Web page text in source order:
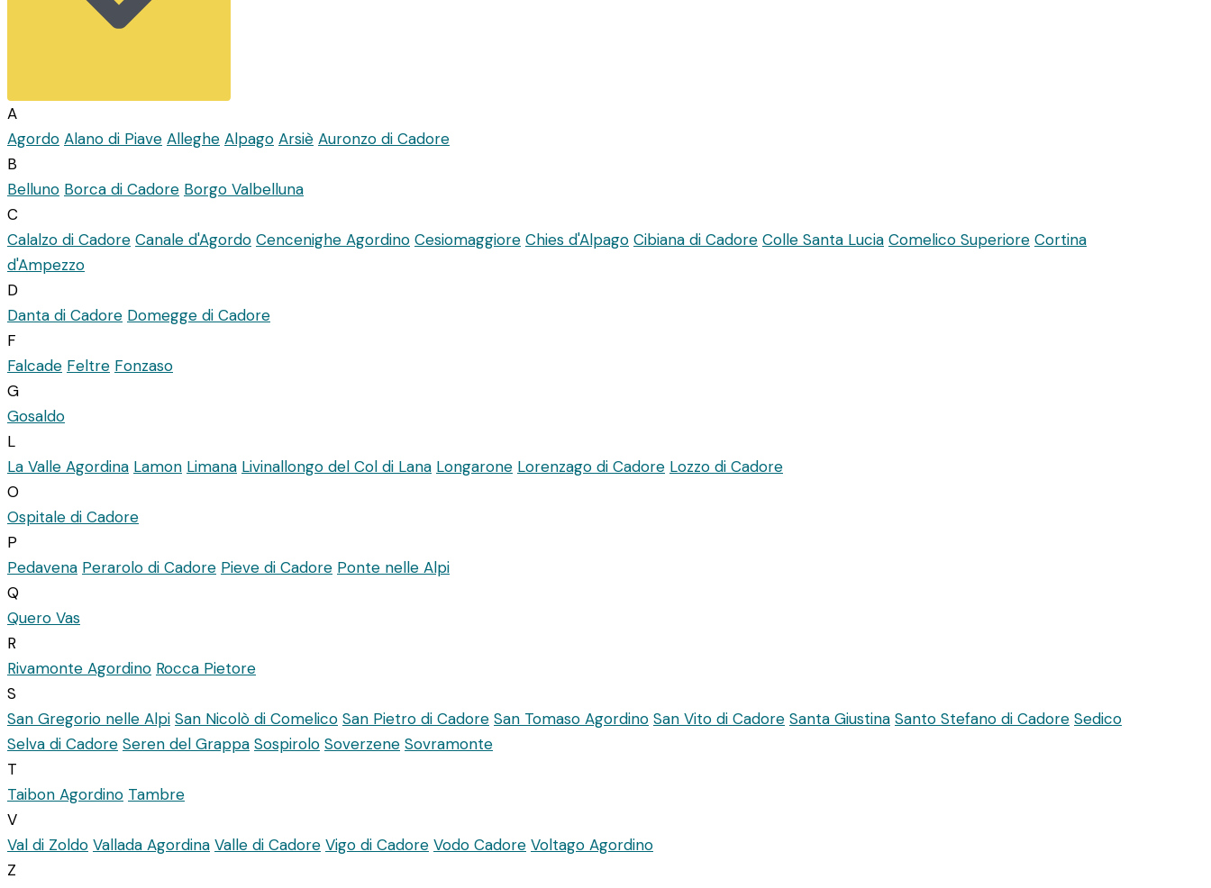
A
Agordo Alano di Piave Alleghe Alpago Arsiè Auronzo di Cadore
B
Belluno Borca di Cadore Borgo Valbelluna
C
Calalzo di Cadore Canale d'Agordo Cencenighe Agordino Cesiomaggiore Chies d'Alpago Cibiana di Cadore Colle Santa Lucia Comelico Superiore Cortina
d'Ampezzo
D
Danta di Cadore Domegge di Cadore
F
Falcade Feltre Fonzaso
G
Gosaldo
L
La Valle Agordina Lamon Limana Livinallongo del Col di Lana Longarone Lorenzago di Cadore Lozzo di Cadore
O
Ospitale di Cadore
P
Pedavena Perarolo di Cadore Pieve di Cadore Ponte nelle Alpi
Q
Quero Vas
R
Rivamonte Agordino Rocca Pietore
S
San Gregorio nelle Alpi San Nicolò di Comelico San Pietro di Cadore San Tomaso Agordino San Vito di Cadore Santa Giustina Santo Stefano di Cadore Sedico
Selva di Cadore Seren del Grappa Sospirolo Soverzene Sovramonte
T
Taibon Agordino Tambre
V
Val di Zoldo Vallada Agordina Valle di Cadore Vigo di Cadore Vodo Cadore Voltago Agordino
Z